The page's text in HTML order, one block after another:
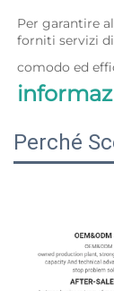
Per garantire
forniti servizi
comodo ed
Perché